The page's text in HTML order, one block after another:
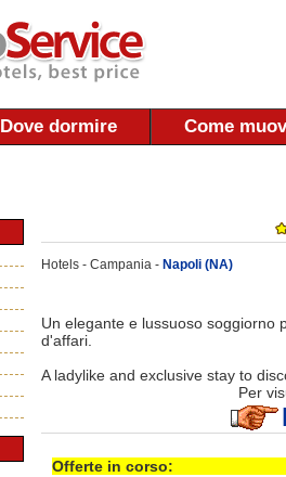
Dove dormire Come
Hotels - Campania - Napoli (NA)
Un elegante e lussuoso soggiorno
d'affari.
A ladylike and exclusive stay to
Per
Offerte in corso: